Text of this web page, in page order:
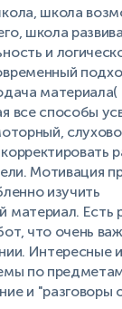
школа
школа
и
материала(
все способы
Мотивация
изучить
материал. Есть
что очень
Интересные и
по
и "разговоры